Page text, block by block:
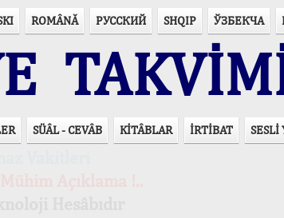
ROMÂNĂ РУССКИЙ SHQIP ЎЗБЕКЧА
SÜÂL - CEVÂB KİTÂBLAR İRTİBAT SESLİ